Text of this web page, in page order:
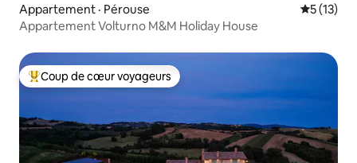
Appartement · Pérouse Note
5 (13)
Appartement Volturno M&M Holiday House
Coup de cœur voyageurs parmi les plus aimés
Coup de cœur voyageurs